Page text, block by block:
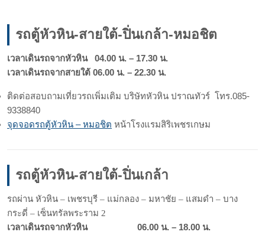
รถตู้หัวหิน-สายใต้-ปิ่นเกล้า-หมอชิต
เวลาเดินรถจากหัวหิน 04.00 น. – 17.30 น.
เวลาเดินรถจากสายใต้ 06.00 น. – 22.30 น.
ติดต่อสอบถามเที่ยวรถเพิ่มเติม บริษัทหัวหิน ปราณทัวร์ โทร.085-
9338840
จุดจอดรถตู้หัวหิน – หมอชิต หน้าโรงแรมสิริเพชรเกษม
รถตู้หัวหิน-สายใต้-ปิ่นเกล้า
รถผ่าน หัวหิน – เพชรบุรี – แม่กลอง – มหาชัย – แสมดำ – บาง
กระดี่ – เซ็นทรัลพระราม 2
เวลาเดินรถจากหัวหิน 06.00 น. – 18.00 น.